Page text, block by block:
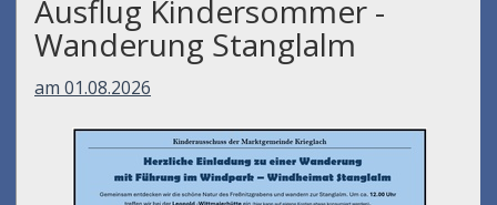
Ausflug Kindersommer -
Wanderung Stanglalm
am 01.08.2026